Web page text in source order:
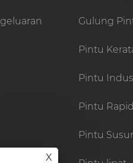
Gulung
Pintu
Pintu
Pintu Rapid
Pintu
X